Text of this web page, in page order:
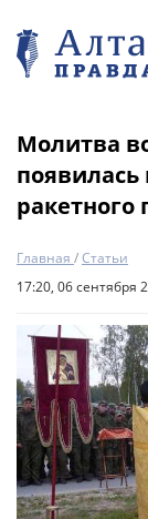
Молитва
появилась
ракетного
Главная /Статьи
17:20, 06 сентября